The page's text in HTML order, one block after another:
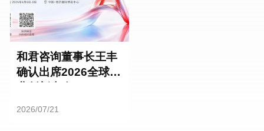
和君咨询董事长王丰
确认出席2026全球商
2026/07/21